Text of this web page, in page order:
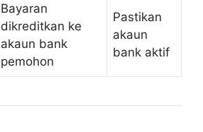
Bayaran
dikreditkan ke
akaun bank
pemohon
Pastikan
akaun
bank aktif